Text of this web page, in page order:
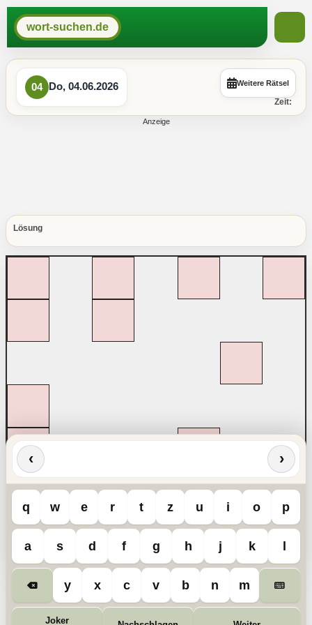
wort-suchen.de
04 Do, 04.06.2026 Weitere Rätsel
Zeit:
Lösung
‹ ›
q w e r t z u i o p
a s d f g h j k l
y x c v b n m
Joker